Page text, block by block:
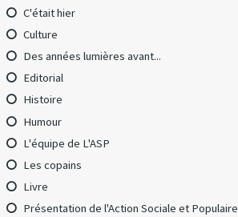
C'était hier
Culture
Des années lumières avant...
Editorial
Histoire
Humour
L'équipe de L'ASP
Les copains
Livre
Présentation de l'Action Sociale et Populaire